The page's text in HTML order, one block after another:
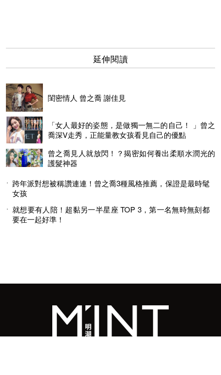
延伸閱讀
閨密情人 曾之喬 謝佳見
「女人最好的姿態，是做獨一無二的自己！ 」曾之
喬深V走秀，正能量教女孩看見自己的優點
曾之喬見人就放閃！？揭密如何養出柔順水潤光的
護髮神器
跨年派對想被稱讚連連！曾之喬3種風格推薦，保證是最時髦
女孩
就想要有人陪！超黏另一半星座 TOP 3，第一名無時無刻都
要在一起好準！